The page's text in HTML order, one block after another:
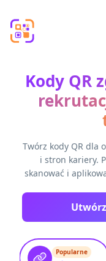
Kody QR
Twórz kody QR dla
i stron kariery.
skanować i
Popularne